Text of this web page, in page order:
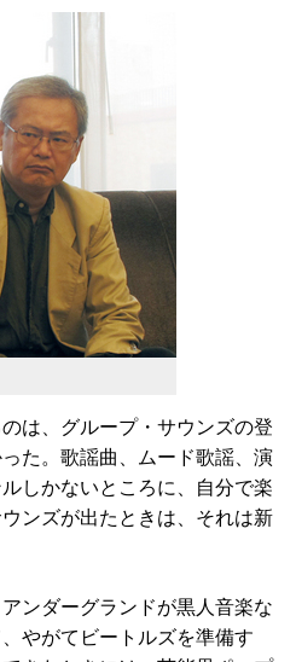
は、グループ・サウンズの登
た。歌謡曲、ムード歌謡、演
しかないところに、自分で楽
ンズが出たときは、それは新
ンダーグランドが黒人音楽な
やがてビートルズを準備す